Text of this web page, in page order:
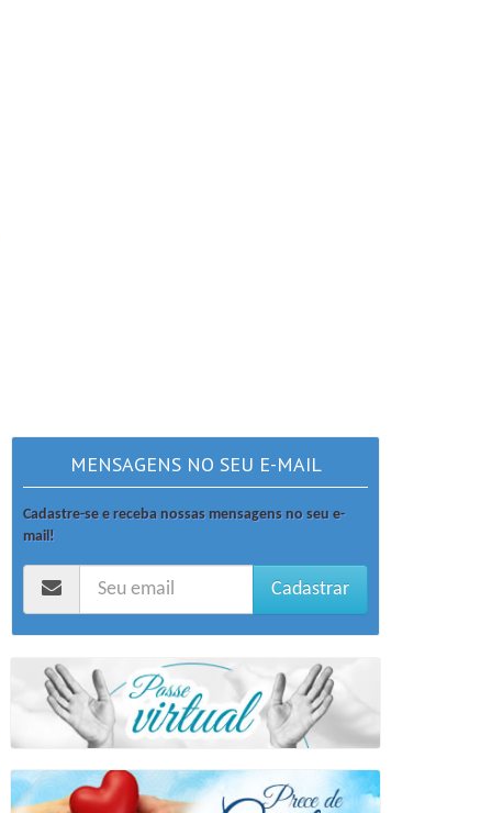
MENSAGENS NO SEU E-MAIL
Cadastre-se e receba nossas mensagens no seu e-
mail!
Cadastrar